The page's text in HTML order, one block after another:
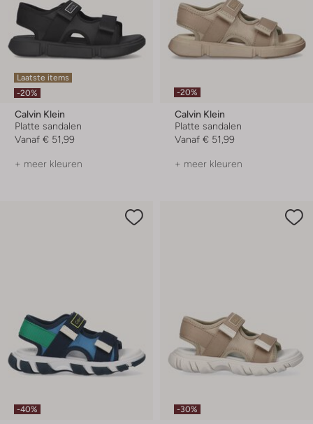
Laatste items
-20%
Calvin Klein
Platte sandalen
Vanaf € 51,99
+ meer kleuren
-20%
Calvin Klein
Platte sandalen
Vanaf € 51,99
+ meer kleuren
-40% -30%